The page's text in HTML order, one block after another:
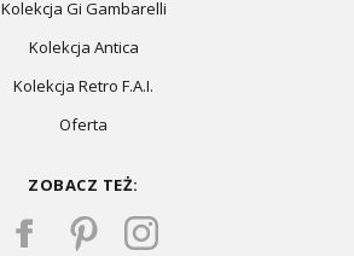
Kolekcja Gi Gambarelli
Kolekcja Antica
Kolekcja Retro F.A.I.
Oferta
ZOBACZ TEŻ: